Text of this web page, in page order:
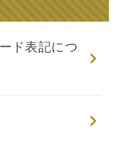
ド表記につ